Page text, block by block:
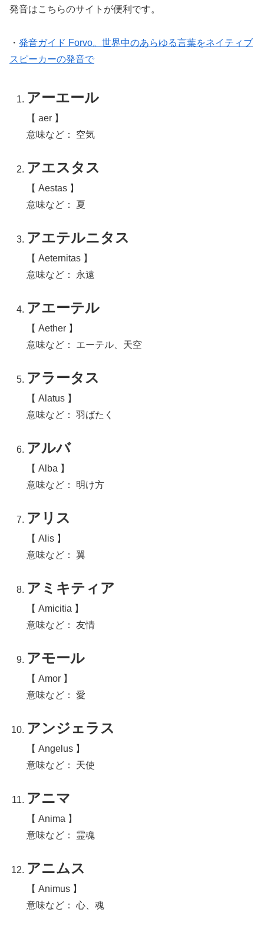
発音はこちらのサイトが便利です。
・ 発音ガイド Forvo。世界中のあらゆる言葉をネイティブ
スピーカーの発音で
アーエール
【 aer 】
意味など： 空気
アエスタス
【 Aestas 】
意味など： 夏
アエテルニタス
【 Aeternitas 】
意味など： 永遠
アエーテル
【 Aether 】
意味など： エーテル、天空
アラータス
【 Alatus 】
意味など： 羽ばたく
アルバ
【 Alba 】
意味など： 明け方
アリス
【 Alis 】
意味など： 翼
アミキティア
【 Amicitia 】
意味など： 友情
アモール
【 Amor 】
意味など： 愛
アンジェラス
【 Angelus 】
意味など： 天使
アニマ
【 Anima 】
意味など： 霊魂
アニムス
【 Animus 】
意味など： 心、魂